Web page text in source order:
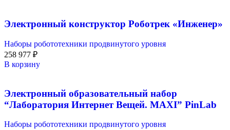
Электронный конструктор Роботрек «Инженер»
Наборы робототехники продвинутого уровня
258 977 ₽
В корзину
Электронный образовательный набор
“Лаборатория Интернет Вещей. MAXI” PinLab
Наборы робототехники продвинутого уровня